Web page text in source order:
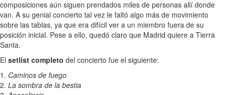
composiciones aún siguen prendados miles de personas allí donde
van. A su genial concierto tal vez le faltó algo más de movimiento
sobre las tablas, ya que era difícil ver a un miembro fuera de su
posición inicial. Pese a ello, quedó claro que Madrid quiere a Tierra
Santa.
El setlist completo del concierto fue el siguiente:
1. Caminos de fuego
2. La sombra de la bestia